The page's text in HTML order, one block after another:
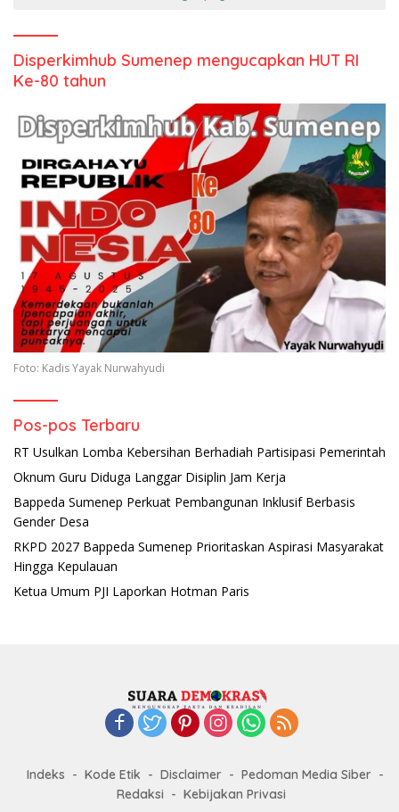
Disperkimhub Sumenep mengucapkan HUT RI
Ke-80 tahun
Foto: Kadis Yayak Nurwahyudi
Pos-pos Terbaru
RT Usulkan Lomba Kebersihan Berhadiah Partisipasi Pemerintah
Oknum Guru Diduga Langgar Disiplin Jam Kerja
Bappeda Sumenep Perkuat Pembangunan Inklusif Berbasis
Gender Desa
RKPD 2027 Bappeda Sumenep Prioritaskan Aspirasi Masyarakat
Hingga Kepulauan
Ketua Umum PJI Laporkan Hotman Paris
Indeks Kode Etik Disclaimer
Pedoman Media Siber
Redaksi
Kebijakan Privasi